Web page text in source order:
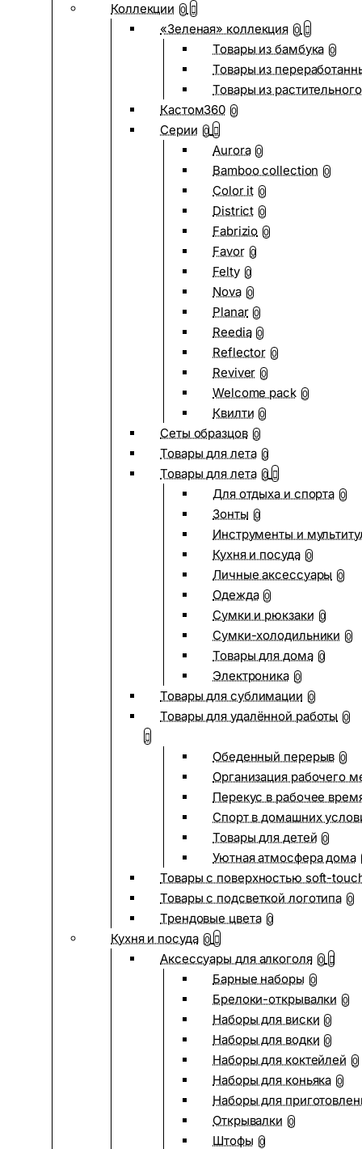
Коллекции 0
«Зеленая» коллекция 0
Товары из бамбука 0
Товары из
Товары из
Кастом360 0
Серии 0
Aurora 0
Bamboo collection 0
Color it 0
District 0
Fabrizio 0
Favor 0
Felty 0
Nova 0
Planar 0
Reedia 0
Reflector 0
Reviver 0
Welcome pack 0
Квилти 0
Сеты образцов 0
Товары для лета 0
Товары для лета 0
Для отдыха и спорта 0
Зонты 0
Инструменты и
Кухня и посуда 0
Личные аксессуары 0
Одежда 0
Сумки и рюкзаки 0
Сумки-холодильники 0
Товары для дома 0
Электроника 0
Товары для сублимации 0
Товары для удалённой работы 0
Обеденный перерыв 0
Организация рабочего
Перекус в рабочее
Спорт в домашних
Товары для детей 0
Уютная атмосфера дома
Товары с поверхностью soft-
Товары с подсветкой логотипа 0
Трендовые цвета 0
Кухня и посуда 0
Аксессуары для алкоголя 0
Барные наборы 0
Брелоки-открывалки 0
Наборы для виски 0
Наборы для водки 0
Наборы для коктейлей 0
Наборы для коньяка 0
Наборы для
Открывалки 0
Штофы 0